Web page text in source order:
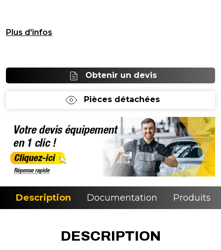
0
Obtenir un devis
Pièces détachées
Description Documentation Produits
DESCRIPTION